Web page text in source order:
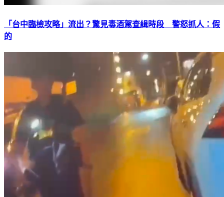
「台中臨檢攻略」流出？驚見毒酒駕查緝時段 警怒抓人：假
的